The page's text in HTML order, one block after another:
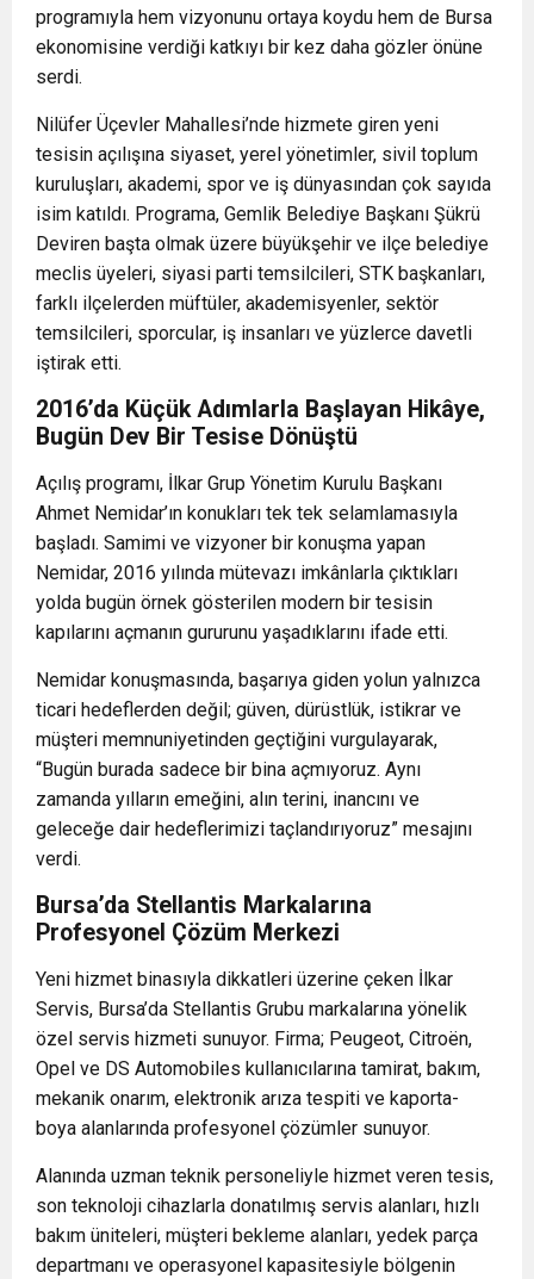
programıyla hem vizyonunu ortaya koydu hem de Bursa
ekonomisine verdiği katkıyı bir kez daha gözler önüne
serdi.
Nilüfer Üçevler Mahallesi’nde hizmete giren yeni
tesisin açılışına siyaset, yerel yönetimler, sivil toplum
kuruluşları, akademi, spor ve iş dünyasından çok sayıda
isim katıldı. Programa, Gemlik Belediye Başkanı Şükrü
Deviren başta olmak üzere büyükşehir ve ilçe belediye
meclis üyeleri, siyasi parti temsilcileri, STK başkanları,
farklı ilçelerden müftüler, akademisyenler, sektör
temsilcileri, sporcular, iş insanları ve yüzlerce davetli
iştirak etti.
2016’da Küçük Adımlarla Başlayan Hikâye,
Bugün Dev Bir Tesise Dönüştü
Açılış programı, İlkar Grup Yönetim Kurulu Başkanı
Ahmet Nemidar’ın konukları tek tek selamlamasıyla
başladı. Samimi ve vizyoner bir konuşma yapan
Nemidar, 2016 yılında mütevazı imkânlarla çıktıkları
yolda bugün örnek gösterilen modern bir tesisin
kapılarını açmanın gururunu yaşadıklarını ifade etti.
Nemidar konuşmasında, başarıya giden yolun yalnızca
ticari hedeflerden değil; güven, dürüstlük, istikrar ve
müşteri memnuniyetinden geçtiğini vurgulayarak,
“Bugün burada sadece bir bina açmıyoruz. Aynı
zamanda yılların emeğini, alın terini, inancını ve
geleceğe dair hedeflerimizi taçlandırıyoruz” mesajını
verdi.
Bursa’da Stellantis Markalarına
Profesyonel Çözüm Merkezi
Yeni hizmet binasıyla dikkatleri üzerine çeken İlkar
Servis, Bursa’da Stellantis Grubu markalarına yönelik
özel servis hizmeti sunuyor. Firma; Peugeot, Citroën,
Opel ve DS Automobiles kullanıcılarına tamirat, bakım,
mekanik onarım, elektronik arıza tespiti ve kaporta-
boya alanlarında profesyonel çözümler sunuyor.
Alanında uzman teknik personeliyle hizmet veren tesis,
son teknoloji cihazlarla donatılmış servis alanları, hızlı
bakım üniteleri, müşteri bekleme alanları, yedek parça
departmanı ve operasyonel kapasitesiyle bölgenin